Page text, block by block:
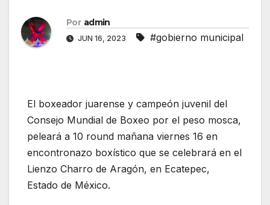
Por admin
JUN 16, 2023 #gobierno municipal
El boxeador juarense y campeón juvenil del
Consejo Mundial de Boxeo por el peso mosca,
peleará a 10 round mañana viernes 16 en
encontronazo boxístico que se celebrará en el
Lienzo Charro de Aragón, en Ecatepec,
Estado de México.